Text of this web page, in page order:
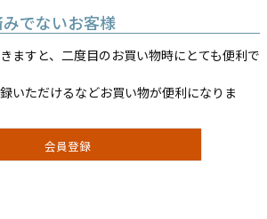
でないお客様
ますと、二度目のお買い物時にとても便利で
いただけるなどお買い物が便利になりま
会員登録